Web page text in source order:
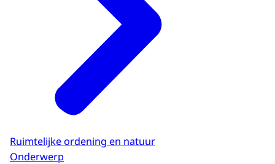
Ruimtelijke ordening en natuur
Onderwerp